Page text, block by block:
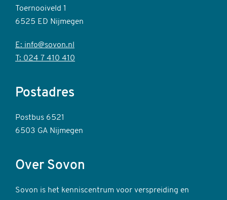
Toernooiveld 1
6525 ED Nijmegen
E: info@sovon.nl
T: 024 7 410 410
Postadres
Postbus 6521
6503 GA Nijmegen
Over Sovon
Sovon is het kenniscentrum voor verspreiding en